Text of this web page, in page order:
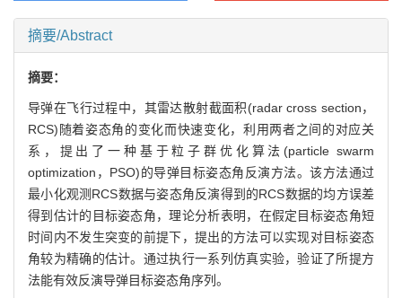
摘要/Abstract
摘要：
导弹在飞行过程中，其雷达散射截面积(radar cross section，
RCS)随着姿态角的变化而快速变化，利用两者之间的对应关
系，提出了一种基于粒子群优化算法(particle swarm
optimization，PSO)的导弹目标姿态角反演方法。该方法通过
最小化观测RCS数据与姿态角反演得到的RCS数据的均方误差
得到估计的目标姿态角，理论分析表明，在假定目标姿态角短
时间内不发生突变的前提下，提出的方法可以实现对目标姿态
角较为精确的估计。通过执行一系列仿真实验，验证了所提方
法能有效反演导弹目标姿态角序列。